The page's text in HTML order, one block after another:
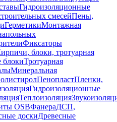
Гидроизоляционные
смесейПены,
ГерметикиМонтажная
Фиксаторы
блоки, тротуарная
блокиТротуарная
Минеральная
ПенопластПленки,
Гидроизоляционные
Теплоизоляция
OSBФанераДСП,
доскиДревесные